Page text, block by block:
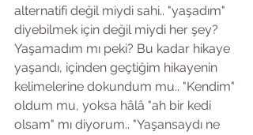
alternatifi değil miydi sahi.. "yaşadım"
diyebilmek için değil miydi her şey?
Yaşamadım mı peki? Bu kadar hikaye
yaşandı, içinden geçtiğim hikayenin
kelimelerine dokundum mu.. "Kendim"
oldum mu, yoksa hâlâ "ah bir kedi
olsam" mı diyorum.. "Yaşansaydı ne